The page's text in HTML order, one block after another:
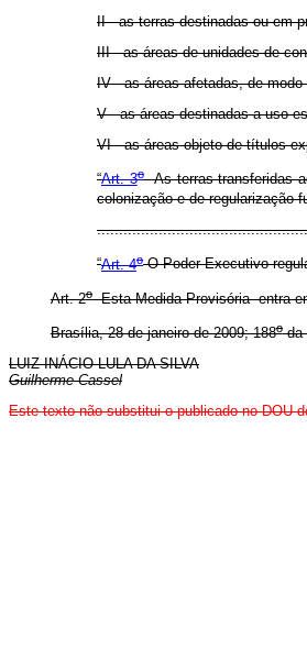
II - as terras destinadas ou em
III - as áreas de unidades de
IV - as áreas afetadas, de
V - as áreas destinadas a uso
VI - as áreas objeto de títulos
“Art. 3oAs terras transferidas
colonização e de regularização
“Art. 4oO Poder Executivo
Art. 2oEsta Medida Provisória entra
Brasília, 28 de janeiro de 2009; 188oda
LUIZ INÁCIO LULA DA SILVA
Guilherme Cassel
Este texto não substitui o publicado no DOU